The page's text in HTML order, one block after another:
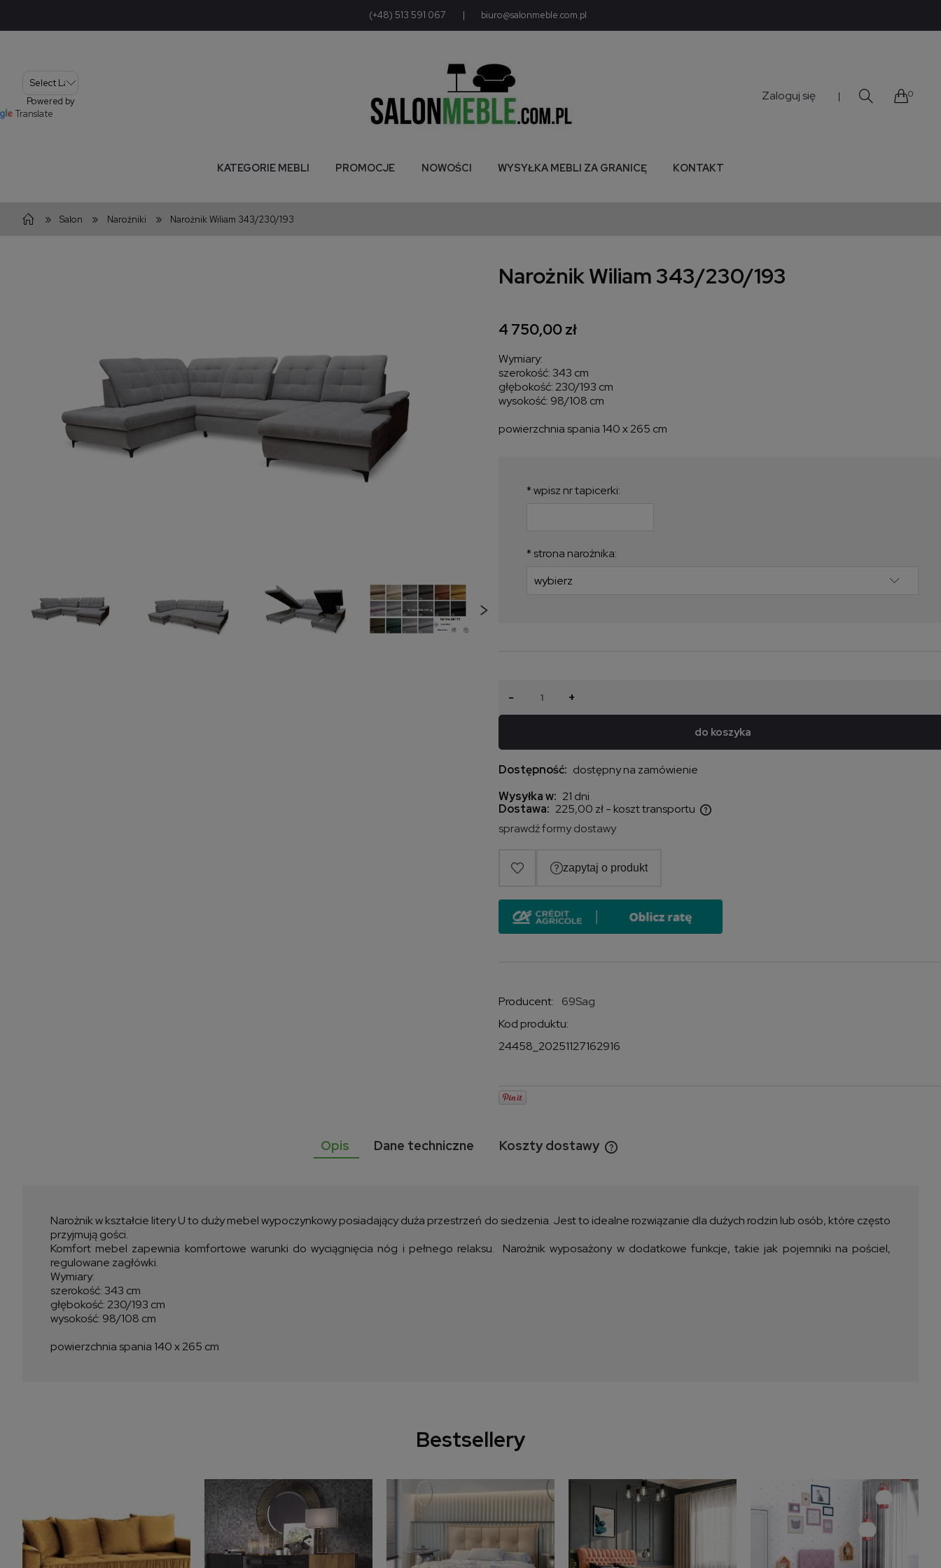
(+48) 513 591 067 | biuro@salonmeble.com.pl
Powered by
Translate
Zaloguj się | 0
KATEGORIE MEBLI PROMOCJE NOWOŚCI WYSYŁKA MEBLI ZA GRANICĘ KONTAKT
» Salon » Narożniki » Narożnik Wiliam 343/230/193
Narożnik Wiliam 343/230/193
4 750,00 zł
Wymiary:
szerokość: 343 cm
głębokość: 230/193 cm
wysokość: 98/108 cm
powierzchnia spania 140 x 265 cm
*wpisz nr tapicerki:
* strona narożnika:
- +
do koszyka
Dostępność: dostępny na zamówienie
Wysyłka w: 21 dni
Dostawa: 225,00 zł- koszt transportu
sprawdź formy dostawy
Producent:
69Sag
Kod produktu:
24458_20251127162916
Opis Dane techniczne Koszty dostawy
Narożnik w kształcie litery U to duży mebel wypoczynkowy posiadający duża przestrzeń do siedzenia. Jest to idealne rozwiązanie dla dużych rodzin lub osób, które często
przyjmują gości.
Komfort mebel zapewnia komfortowe warunki do wyciągnięcia nóg i pełnego relaksu. Narożnik wyposażony w dodatkowe funkcje, takie jak pojemniki na pościel,
regulowane zagłówki.
Wymiary:
szerokość: 343 cm
głębokość: 230/193 cm
wysokość: 98/108 cm
powierzchnia spania 140 x 265 cm
Bestsellery